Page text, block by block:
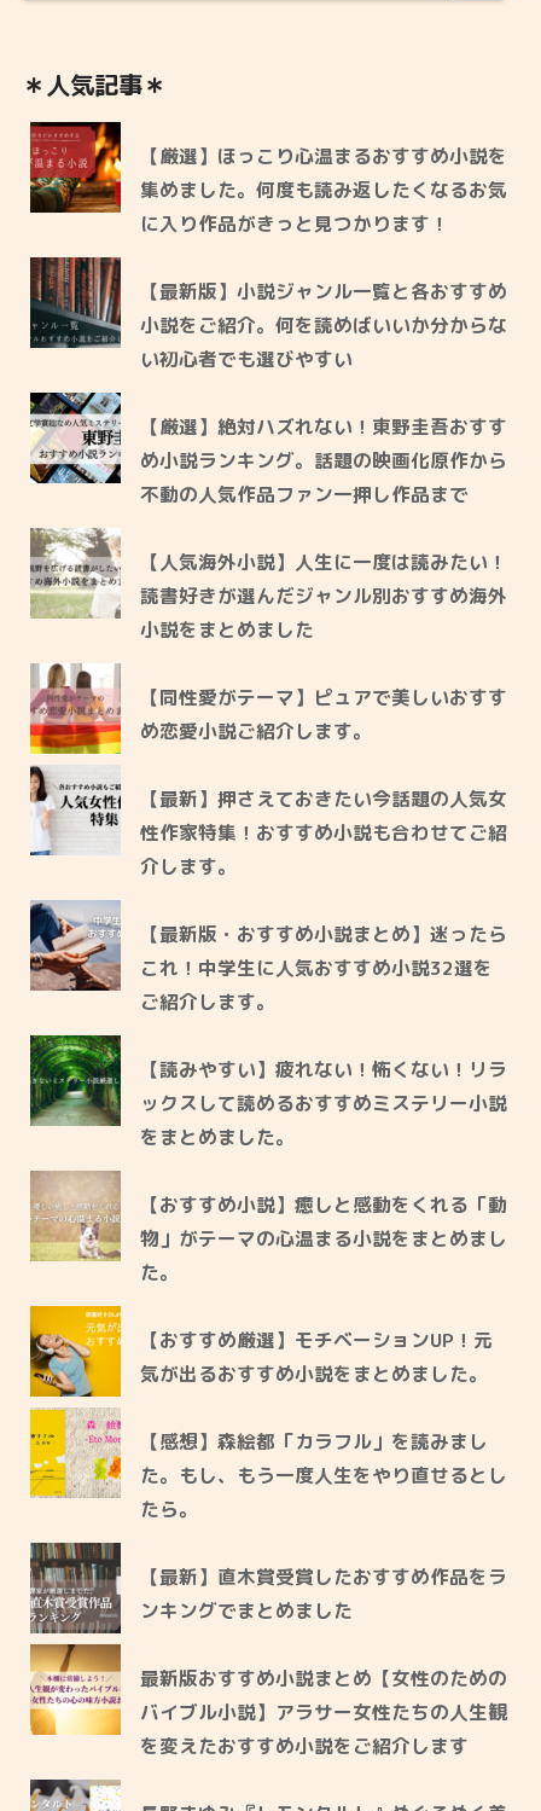
＊人気記事＊
【厳選】ほっこり心温まるおすすめ小説を
集めました。何度も読み返したくなるお気
に入り作品がきっと見つかります！
【最新版】小説ジャンル一覧と各おすすめ
小説をご紹介。何を読めばいいか分からな
い初心者でも選びやすい
【厳選】絶対ハズれない！東野圭吾おすす
め小説ランキング。話題の映画化原作から
不動の人気作品ファン一押し作品まで
【人気海外小説】人生に一度は読みたい！
読書好きが選んだジャンル別おすすめ海外
小説をまとめました
【同性愛がテーマ】ピュアで美しいおすす
め恋愛小説ご紹介します。
【最新】押さえておきたい今話題の人気女
性作家特集！おすすめ小説も合わせてご紹
介します。
【最新版・おすすめ小説まとめ】迷ったら
これ！中学生に人気おすすめ小説32選を
ご紹介します。
【読みやすい】疲れない！怖くない！リラ
ックスして読めるおすすめミステリー小説
をまとめました。
【おすすめ小説】癒しと感動をくれる「動
物」がテーマの心温まる小説をまとめまし
た。
【おすすめ厳選】モチベーションUP！元
気が出るおすすめ小説をまとめました。
【感想】森絵都「カラフル」を読みまし
た。もし、もう一度人生をやり直せるとし
たら。
【最新】直木賞受賞したおすすめ作品をラ
ンキングでまとめました
最新版おすすめ小説まとめ【女性のための
バイブル小説】アラサー女性たちの人生観
を変えたおすすめ小説をご紹介します